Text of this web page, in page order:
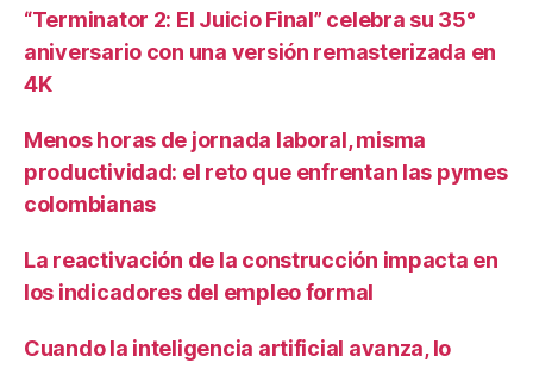
“Terminator 2: El Juicio Final” celebra su 35°
aniversario con una versión remasterizada en
4K
Menos horas de jornada laboral, misma
productividad: el reto que enfrentan las pymes
colombianas
La reactivación de la construcción impacta en
los indicadores del empleo formal
Cuando la inteligencia artificial avanza, lo